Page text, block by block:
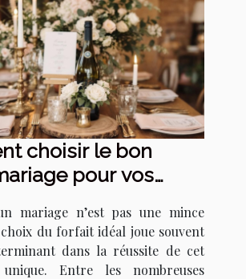
choisir le bon
pour vos
mariage n’est pas une mince
du forfait idéal joue souvent
dans la réussite de cet
unique. Entre les nombreuses